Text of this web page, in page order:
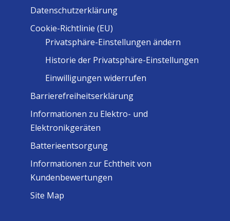
Datenschutzerklärung
Cookie-Richtlinie (EU)
Privatsphäre-Einstellungen ändern
Historie der Privatsphäre-Einstellungen
Einwilligungen widerrufen
Barrierefreiheitserklärung
Informationen zu Elektro- und
Elektronikgeräten
Batterieentsorgung
Informationen zur Echtheit von
Kundenbewertungen
Site Map